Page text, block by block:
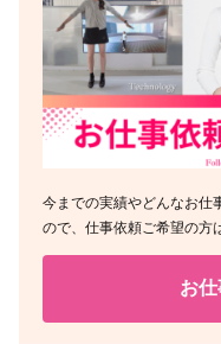
今までの実績やどんなお仕
ので、仕事依頼ご希望の方
お